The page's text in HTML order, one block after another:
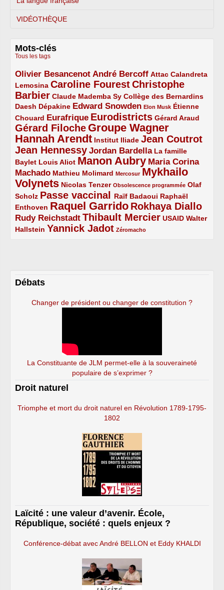
VIDÉOTHÈQUE
Mots-clés
Tous les tags
Olivier Besancenot
3/5 André Bercoff
3/5 Attac
2/5
Calandreta
Lemosina
2/5 Caroline Fourest
4/5
Christophe
Barbier
4/5 Claude Mademba Sy
2/5 Collège des Bernardins
2/5
Daesh
2/5 Dépakine
2/5 Edward Snowden
3/5 Elon Musk
1/5
Étienne
Chouard
2/5 Eurafrique
3/5 Eurodistricts
4/5 Gérard Araud
2/5
Gérard Filoche
4/5 Groupe Wagner
5/5
Hannah Arendt
5/5 Institut Iliade
2/5 Jean Coutrot
4/5
Jean Hennessy
4/5 Jordan Bardella
3/5
La famille
Baylet
2/5 Louis Aliot
2/5 Manon Aubry
5/5
Maria Corina
Machado
3/5 Mathieu Molimard
2/5 Mercosur
1/5
Mykhailo
Volynets
5/5 Nicolas Tenzer
2/5 Obsolescence programmée
1/5
Olaf
Scholz
2/5 Passe vaccinal
4/5 Raïf Badaoui
2/5
Raphaël
Enthoven
2/5 Raquel Garrido
5/5 Rokhaya Diallo
4/5
Rudy Reichstadt
3/5 Thibault Mercier
4/5 USAID
2/5
Walter
Hallstein
2/5 Yannick Jadot
4/5 Zéromacho
1/5
Débats
Changer de président ou changer de constitution ?
La Constituante de JLM permet-elle à la souveraineté
populaire de s’exprimer ?
Droit naturel
Triomphe et mort du droit naturel en Révolution 1789-1795-
1802
Laïcité : une valeur d’avenir. École,
République, société : quels enjeux ?
Conférence-débat avec André BELLON et Eddy KHALDI